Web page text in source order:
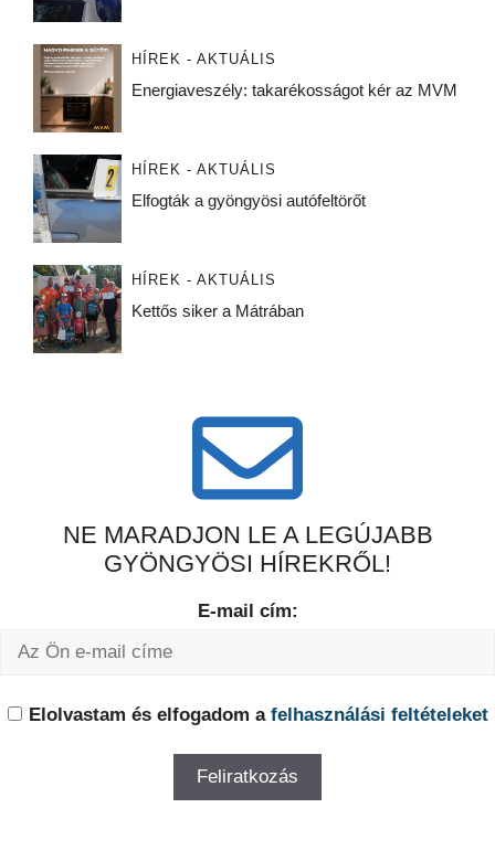
HÍREK - AKTUÁLIS
Energiaveszély: takarékosságot kér az MVM
HÍREK - AKTUÁLIS
Elfogták a gyöngyösi autófeltörőt
HÍREK - AKTUÁLIS
Kettős siker a Mátrában
NE MARADJON LE A LEGÚJABB
GYÖNGYÖSI HÍREKRŐL!
E-mail cím:
Elolvastam és elfogadom a felhasználási feltételeket